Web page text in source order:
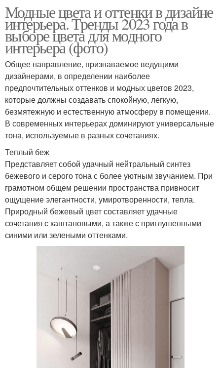
Модные цвета и оттенки в дизайне
интерьера. Тренды 2023 года в
выборе цвета для модного
интерьера (фото)
Общее направление, признаваемое ведущими
дизайнерами, в определении наиболее
предпочтительных оттенков и модных цветов 2023,
которые должны создавать спокойную, легкую,
безмятежную и естественную атмосферу в помещении.
В современных интерьерах доминируют универсальные
тона, используемые в разных сочетаниях.
Теплый беж
Представляет собой удачный нейтральный синтез
бежевого и серого тона с более уютным звучанием. При
грамотном общем решении пространства привносит
ощущение элегантности, умиротворенности, тепла.
Природный бежевый цвет составляет удачные
сочетания с каштановыми, а также с приглушенными
синими или зелеными оттенками.